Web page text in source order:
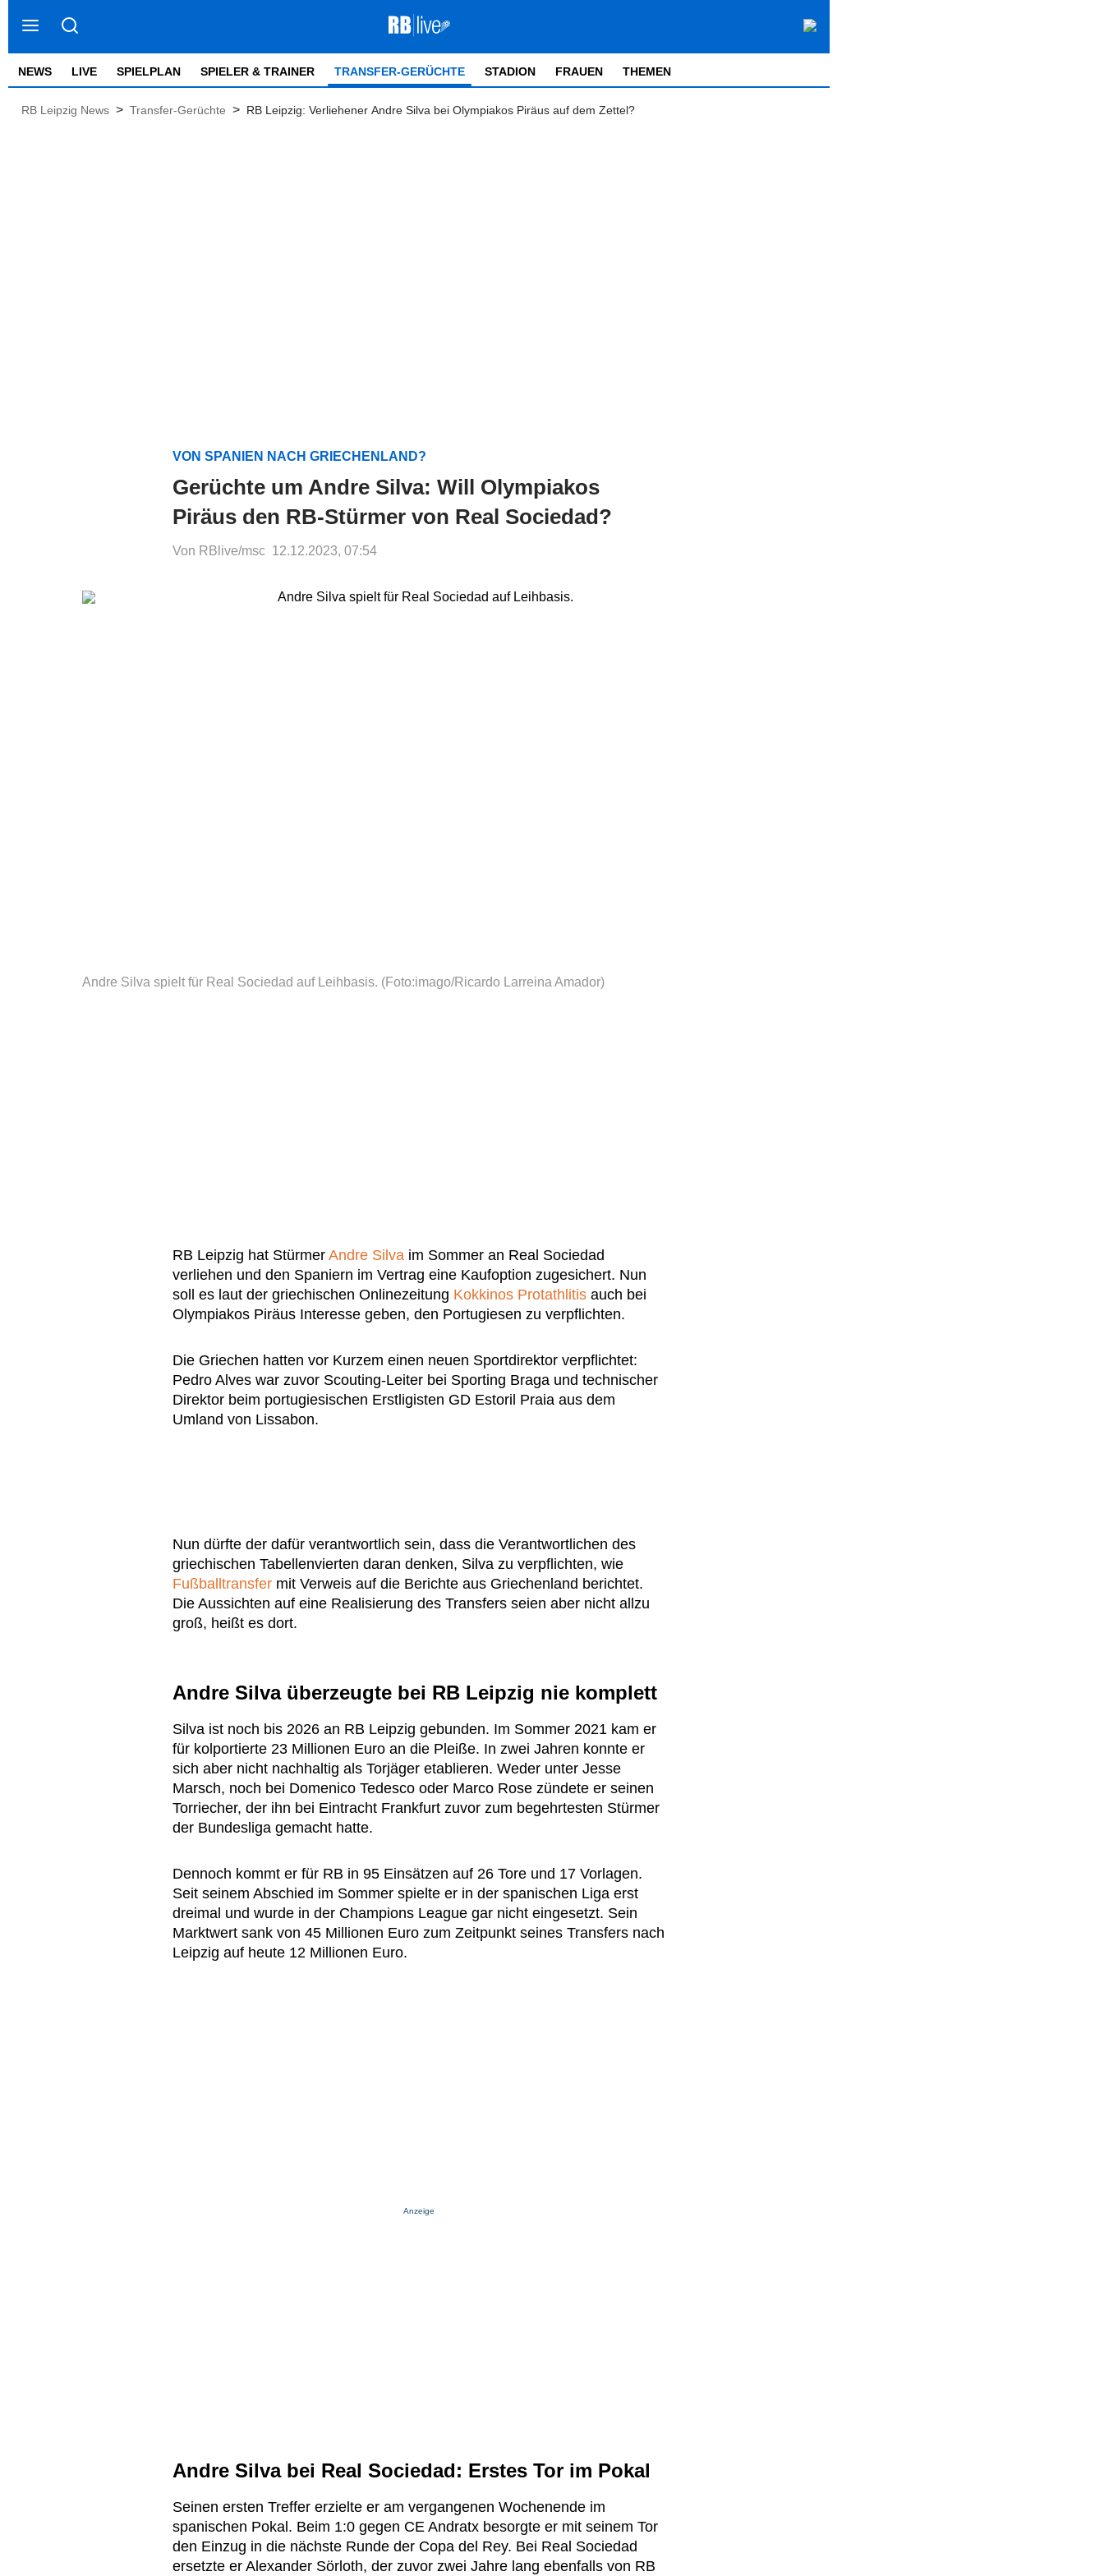
NEWS LIVE SPIELPLAN SPIELER & TRAINER TRANSFER-GERÜCHTE STADION FRAUEN THEMEN
RB Leipzig News > Transfer-Gerüchte > RB Leipzig: Verliehener Andre Silva bei Olympiakos Piräus auf dem Zettel?
VON SPANIEN NACH GRIECHENLAND?
Gerüchte um Andre Silva: Will Olympiakos
Piräus den RB-Stürmer von Real Sociedad?
Von RBlive/msc 12.12.2023, 07:54
Andre Silva spielt für Real Sociedad auf Leihbasis. (Foto:imago/Ricardo Larreina Amador)
RB Leipzig hat Stürmer Andre Silva im Sommer an Real Sociedad
verliehen und den Spaniern im Vertrag eine Kaufoption zugesichert. Nun
soll es laut der griechischen Onlinezeitung Kokkinos Protathlitis auch bei
Olympiakos Piräus Interesse geben, den Portugiesen zu verpflichten.
Die Griechen hatten vor Kurzem einen neuen Sportdirektor verpflichtet:
Pedro Alves war zuvor Scouting-Leiter bei Sporting Braga und technischer
Direktor beim portugiesischen Erstligisten GD Estoril Praia aus dem
Umland von Lissabon.
Nun dürfte der dafür verantwortlich sein, dass die Verantwortlichen des
griechischen Tabellenvierten daran denken, Silva zu verpflichten, wie
Fußballtransfer mit Verweis auf die Berichte aus Griechenland berichtet.
Die Aussichten auf eine Realisierung des Transfers seien aber nicht allzu
groß, heißt es dort.
Andre Silva überzeugte bei RB Leipzig nie komplett
Silva ist noch bis 2026 an RB Leipzig gebunden. Im Sommer 2021 kam er
für kolportierte 23 Millionen Euro an die Pleiße. In zwei Jahren konnte er
sich aber nicht nachhaltig als Torjäger etablieren. Weder unter Jesse
Marsch, noch bei Domenico Tedesco oder Marco Rose zündete er seinen
Torriecher, der ihn bei Eintracht Frankfurt zuvor zum begehrtesten Stürmer
der Bundesliga gemacht hatte.
Dennoch kommt er für RB in 95 Einsätzen auf 26 Tore und 17 Vorlagen.
Seit seinem Abschied im Sommer spielte er in der spanischen Liga erst
dreimal und wurde in der Champions League gar nicht eingesetzt. Sein
Marktwert sank von 45 Millionen Euro zum Zeitpunkt seines Transfers nach
Leipzig auf heute 12 Millionen Euro.
Anzeige
Andre Silva bei Real Sociedad: Erstes Tor im Pokal
Seinen ersten Treffer erzielte er am vergangenen Wochenende im
spanischen Pokal. Beim 1:0 gegen CE Andratx besorgte er mit seinem Tor
den Einzug in die nächste Runde der Copa del Rey. Bei Real Sociedad
ersetzte er Alexander Sörloth, der zuvor zwei Jahre lang ebenfalls von RB